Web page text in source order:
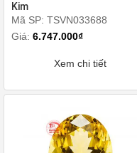
Kim
Mã SP: TSVN033688
Giá: 6.747.000₫
Xem chi tiết